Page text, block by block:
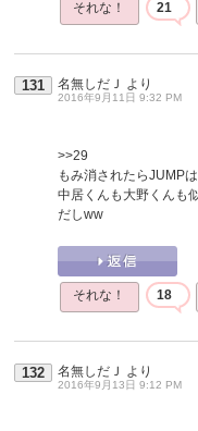
それな！ 21
131 名無しだＪ より
2016年9月11日 9:32 PM
>>29
もみ消されたらJUMP
中居くんも大野くんも
だしww
それな！ 18
132 名無しだＪ より
2016年9月13日 9:12 PM